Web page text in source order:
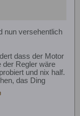
nun versehentlich
dass der Motor
der Regler wäre
und nix half.
das Ding